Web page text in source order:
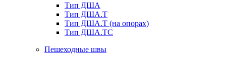
Тип ДША
Тип ДША.Т
Тип ДША.Т (на опорах)
Тип ДША.ТС
Пешеходные швы